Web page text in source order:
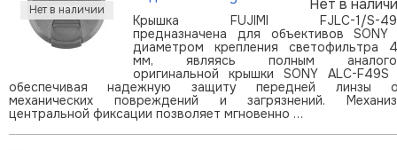
Нет в
Крышка FUJIMI FJLC-1/S-
предназначена для объективов SONY
диаметром крепления светофильтра
мм, являясь полным
оригинальной крышки SONY ALC-F49S
обеспечивая надежную защиту передней линзы
механических повреждений и загрязнений.
центральной фиксации позволяет мгновенно …